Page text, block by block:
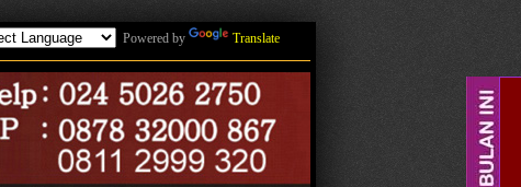
Powered by Translate